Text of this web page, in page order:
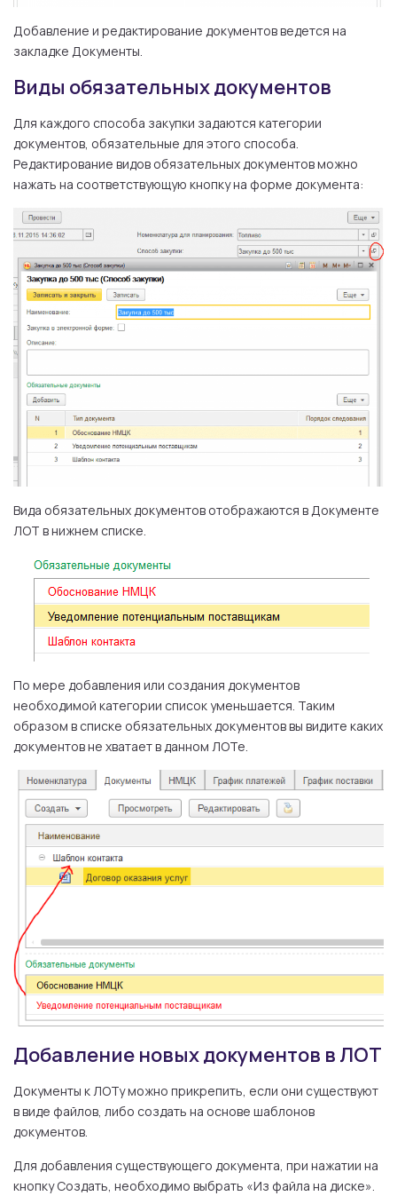
Добавление и редактирование документов ведется на
закладке Документы.
Виды обязательных документов
Для каждого способа закупки задаются категории
документов, обязательные для этого способа.
Редактирование видов обязательных документов можно
нажать на соответствующую кнопку на форме документа:
Вида обязательных документов отображаются в Документе
ЛОТ в нижнем списке.
По мере добавления или создания документов
необходимой категории список уменьшается. Таким
образом в списке обязательных документов вы видите каких
документов не хватает в данном ЛОТе.
Добавление новых документов в ЛОТ
Документы к ЛОТу можно прикрепить, если они существуют
в виде файлов, либо создать на основе шаблонов
документов.
Для добавления существующего документа, при нажатии на
кнопку Создать, необходимо выбрать «Из файла на диске».